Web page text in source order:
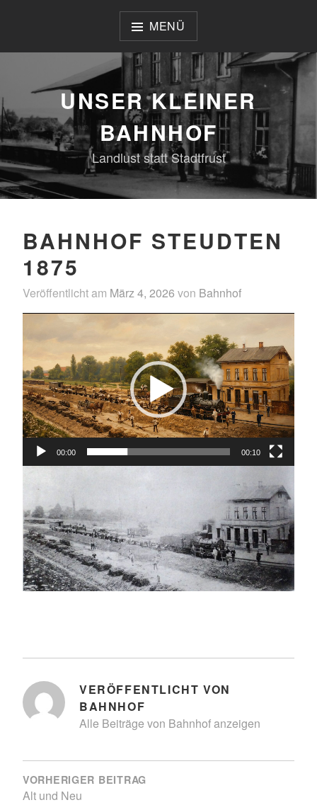
MENÜ
UNSER KLEINER
BAHNHOF
Landlust statt Stadtfrust
BAHNHOF STEUDTEN
1875
Veröffentlicht am März 4, 2026 von Bahnhof
Player
00:00 00:10
VERÖFFENTLICHT VON
BAHNHOF
Alle Beiträge von Bahnhof anzeigen
BEITRAGSNAVIGATION
VORHERIGER BEITRAG
Alt und Neu